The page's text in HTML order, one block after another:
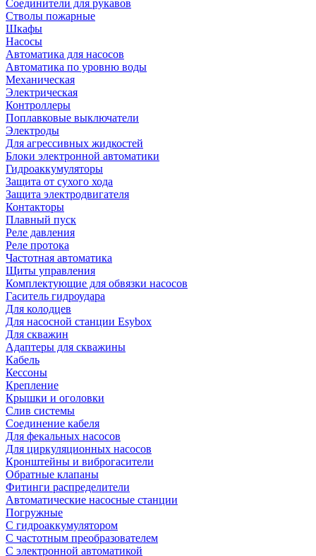
Соединители для рукавов
Стволы пожарные
Шкафы
Насосы
Автоматика для насосов
Автоматика по уровню воды
Механическая
Электрическая
Контроллеры
Поплавковые выключатели
Электроды
Для агрессивных жидкостей
Блоки электронной автоматики
Гидроаккумуляторы
Защита от сухого хода
Защита электродвигателя
Контакторы
Плавный пуск
Реле давления
Реле протока
Частотная автоматика
Щиты управления
Комплектующие для обвязки насосов
Гаситель гидроудара
Для колодцев
Для насосной станции Esybox
Для скважин
Адаптеры для скважины
Кабель
Кессоны
Крепление
Крышки и оголовки
Слив системы
Соединение кабеля
Для фекальных насосов
Для циркуляционных насосов
Кронштейны и виброгасители
Обратные клапаны
Фитинги распределители
Автоматические насосные станции
Погружные
С гидроаккумулятором
С частотным преобразователем
С электронной автоматикой